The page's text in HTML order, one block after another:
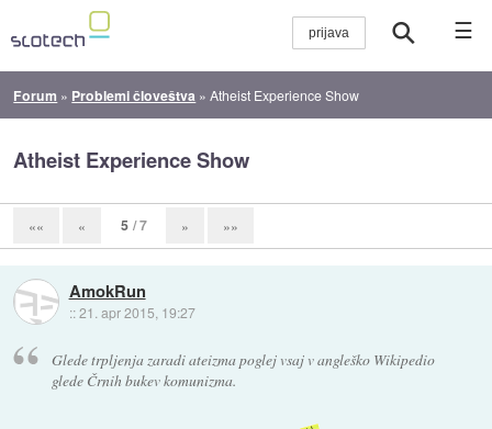
☰
Forum » Problemi človeštva »Atheist Experience Show
Atheist Experience Show
«« « 5 / 7 » »»
AmokRun
::21. apr 2015, 19:27
Glede trpljenja zaradi ateizma poglej vsaj v angleško Wikipedio
glede Črnih bukev komunizma.